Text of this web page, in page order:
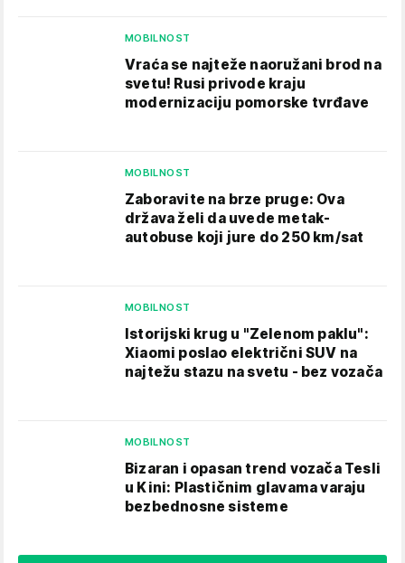
MOBILNOST
Vraća se najteže naoružani brod na
svetu! Rusi privode kraju
modernizaciju pomorske tvrđave
MOBILNOST
Zaboravite na brze pruge: Ova
država želi da uvede metak-
autobuse koji jure do 250 km/sat
MOBILNOST
Istorijski krug u "Zelenom paklu":
Xiaomi poslao električni SUV na
najtežu stazu na svetu - bez vozača
MOBILNOST
Bizaran i opasan trend vozača Tesli
u Kini: Plastičnim glavama varaju
bezbednosne sisteme